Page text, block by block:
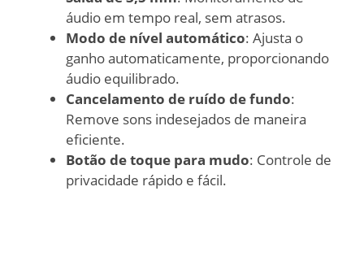
áudio em tempo real, sem atrasos.
Modo de nível automático: Ajusta o
ganho automaticamente, proporcionando
áudio equilibrado.
Cancelamento de ruído de fundo:
Remove sons indesejados de maneira
eficiente.
Botão de toque para mudo: Controle de
privacidade rápido e fácil.